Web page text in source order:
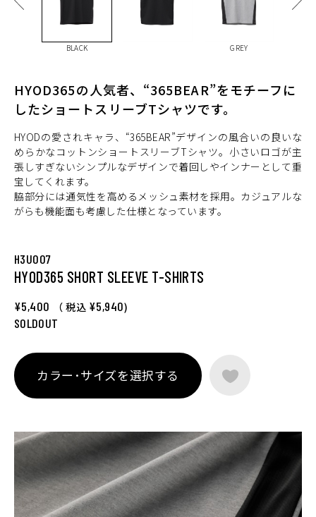
BLACK GREY
HYOD365の人気者、“365BEAR”をモチーフに
したショートスリーブTシャツです。
HYODの愛されキャラ、“365BEAR”デザインの風合いの良いな
めらかなコットンショートスリーブTシャツ。小さいロゴが主
張しすぎないシンプルなデザインで着回しやインナーとして重
宝してくれます。
脇部分には通気性を高めるメッシュ素材を採用。カジュアルな
がらも機能面も考慮した仕様となっています。
H3U007
HYOD365 SHORT SLEEVE T-SHIRTS
¥5,400 （ 税込 ¥5,940)
SOLDOUT
カラー･サイズを選択する